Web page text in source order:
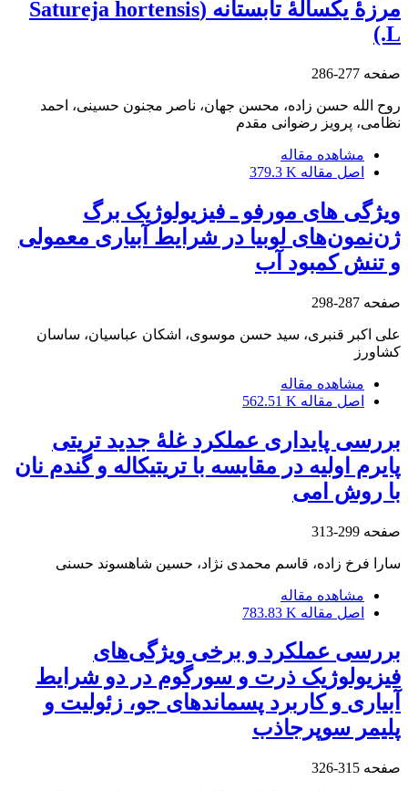
مرزۀ یکسالۀ تابستانه (Satureja hortensis
L.)
صفحه 277-286
روح الله حسن زاده، محسن جهان، ناصر مجنون حسینی، احمد
نظامی، پرویز رضوانی مقدم
مشاهده مقاله
اصل مقاله 379.3 K
ویژگی های مورفو ـ فیزیولوژیک برگ
ژن‌نمون‌های لوبیا در شرایط آبیاری معمولی
و تنش کمبود آب
صفحه 287-298
علی اکبر قنبری، سید حسن موسوی، اشکان عباسیان، ساسان
کشاورز
مشاهده مقاله
اصل مقاله 562.51 K
بررسی پایداری عملکرد غلۀ جدید تریتی
پایرم اولیه در مقایسه با تریتیکاله و گندم نان
با روش امی
صفحه 299-313
سارا فرخ زاده، قاسم محمدی نژاد، حسین شاهسوند حسنی
مشاهده مقاله
اصل مقاله 783.83 K
بررسی عملکرد و برخی ویژگی‌های
فیزیولوژیک ذرت و سورگوم در دو شرایط
آبیاری و کاربرد پسماندهای جو، زئولیت و
پلیمر سوپرجاذب
صفحه 315-326